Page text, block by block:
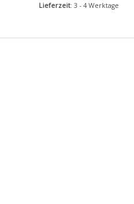
Lieferzeit: 3 - 4 Werktage